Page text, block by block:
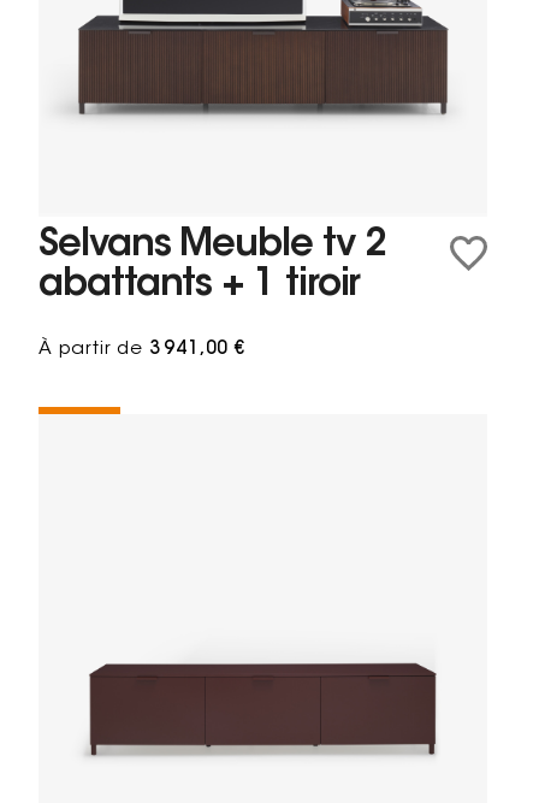
Selvans Meuble tv 2
abattants + 1 tiroir
À partir de 3 941,00 €